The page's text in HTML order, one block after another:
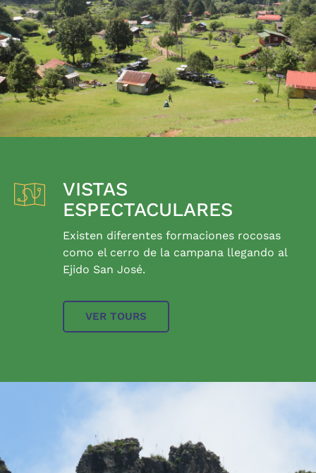
VISTAS
ESPECTACULARES
Existen diferentes formaciones rocosas
como el cerro de la campana llegando al
Ejido San José.
VER TOURS